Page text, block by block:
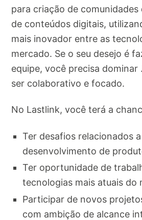
para criação de comunidades
de conteúdos digitais,
mais inovador entre as
mercado. Se o seu desejo é
equipe, você precisa dominar
ser colaborativo e focado.
No Lastlink, você terá a
Ter desafios relacionados a
desenvolvimento de
Ter oportunidade de
tecnologias mais atuais do
Participar de novos
com ambição de alcance